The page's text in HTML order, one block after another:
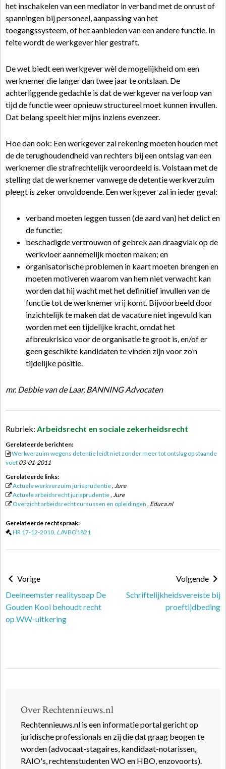
het inschakelen van een mediator in verband met de onrust of
spanningen bij personeel, aanpassing van het
toegangssysteem, of het aanbieden van een andere functie. In
feite wordt de werkgever hier gestraft.
De wet biedt een werkgever wèl de mogelijkheid om een
werknemer die langer dan twee jaar te ontslaan. De
achterliggende gedachte is dat de werkgever na verloop van
tijd de functie weer opnieuw structureel moet kunnen invullen.
Dat belang speelt hier mijns inziens evenzeer.
Hoe dan ook: Een werkgever zal rekening moeten houden met
de de terughoudendheid van rechters bij een ontslag van een
werknemer die strafrechtelijk veroordeeld is. Volstaan met de
stelling dat de werknemer vanwege de detentie werkverzuim
pleegt is zeker onvoldoende. Een werkgever zal in ieder geval:
verband moeten leggen tussen (de aard van) het delict en
de functie;
beschadigde vertrouwen of gebrek aan draagvlak op de
werkvloer aannemelijk moeten maken; en
organisatorische problemen in kaart moeten brengen en
moeten motiveren waarom van hem niet verwacht kan
worden dat hij wacht met het definitief invullen van de
functie tot de werknemer vrij komt. Bijvoorbeeld door
inzichtelijk te maken dat de vacature niet ingevuld kan
worden met een tijdelijke kracht, omdat het
afbreukrisico voor de organisatie te groot is, en/of er
geen geschikte kandidaten te vinden zijn voor zo’n
tijdelijke positie.
mr. Debbie van de Laar, BANNING Advocaten
Rubriek: Arbeidsrecht en sociale zekerheidsrecht
Gerelateerde berichten:
Werkverzuim wegens detentie leidt niet zonder meer tot ontslag op staande
voet 03-01-2011
Gerelateerde links:
Actuele werkverzuim jurisprudentie, Jure
Actuele arbeidsrecht jurisprudentie, Jure
Overzicht arbeidsrecht cursussen en opleidingen , Educa.nl
Gerelateerde rechtspraak:
HR 17-12-2010, LJNBO1821
Vorige
Deelneemster realitysoap De
Gouden Kooi behoudt recht
op WW-uitkering
Volgende
Schriftelijkheidsvereiste bij
proeftijdbeding
Over Rechtennieuws.nl
Rechtennieuws.nl is een informatie portal gericht op
juridische professionals en zij die dat graag beogen te
worden (advocaat-stagaires, kandidaat-notarissen,
RAIO's, rechtenstudenten WO en HBO, enzovoorts).